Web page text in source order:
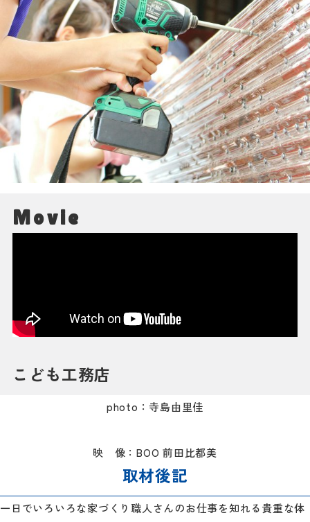
Movie
こども工務店
photo：寺島由里佳
映 像：BOO 前田比都美
取材後記
一日でいろいろな家づくり職人さんのお仕事を知れる貴重な体